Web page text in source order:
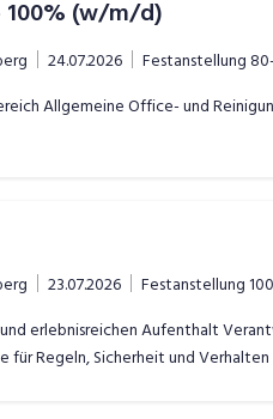
100% (w/m/d)
24.07.2026 Festanstellung
Allgemeine Office- und
23.07.2026 Festanstellung
erlebnisreichen Aufenthalt
Regeln, Sicherheit und